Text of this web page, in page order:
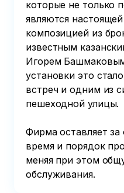
которые не только
являются
композицией из
известным
Игорем
установки это
встреч и одним из
пешеходной улицы.
Фирма оставляет за
время и порядок
меняя при этом
обслуживания.